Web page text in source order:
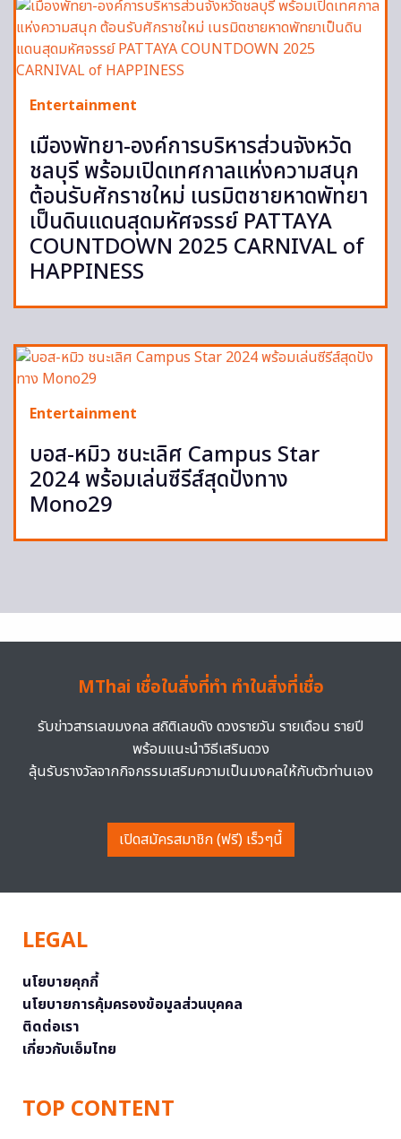
Entertainment
เมืองพัทยา-องค์การบริหารส่วนจังหวัด
ชลบุรี พร้อมเปิดเทศกาลแห่งความสนุก
ต้อนรับศักราชใหม่ เนรมิตชายหาดพัทยา
เป็นดินแดนสุดมหัศจรรย์ PATTAYA
COUNTDOWN 2025 CARNIVAL of
HAPPINESS
Entertainment
บอส-หมิว ชนะเลิศ Campus Star
2024 พร้อมเล่นซีรีส์สุดปังทาง
Mono29
MThai เชื่อในสิ่งที่ทำ ทำในสิ่งที่เชื่อ
รับข่าวสารเลขมงคล สถิติเลขดัง ดวงรายวัน รายเดือน รายปี
พร้อมแนะนำวิธีเสริมดวง
ลุ้นรับรางวัลจากกิจกรรมเสริมความเป็นมงคลให้กับตัวท่านเอง
เปิดสมัครสมาชิก (ฟรี) เร็วๆนี้
LEGAL
นโยบายคุกกี้
นโยบายการคุ้มครองข้อมูลส่วนบุคคล
ติดต่อเรา
เกี่ยวกับเอ็มไทย
TOP CONTENT